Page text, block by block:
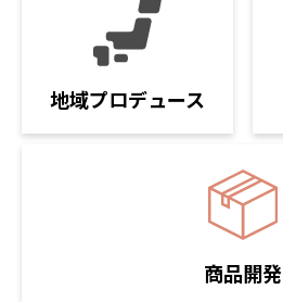
地域プロデュース
商品開発